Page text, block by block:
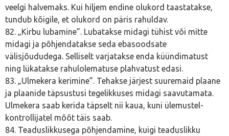
veelgi halvemaks. Kui hiljem endine olukord taastatakse,
tundub kõigile, et olukord on päris rahuldav.
82. „Kirbu lubamine”. Lubatakse midagi tühist või mitte
midagi ja põhjendatakse seda ebasoodsate
välisjõududega. Selliselt varjatakse enda küündimatust
ning lükatakse rahulolematuse plahvatust edasi.
83. „Ulmekera kerimine”. Tehakse järjest suuremaid plaane
ja plaanide täpsustusi tegelikkuses midagi saavutamata.
Ulmekera saab kerida täpselt nii kaua, kuni ülemustel-
kontrollijatel mõõt täis saab.
84. Teaduslikkusega põhjendamine, kuigi teaduslikku